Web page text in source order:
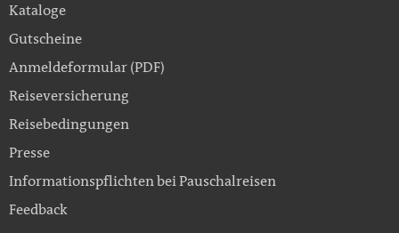
Kataloge
Gutscheine
Anmeldeformular (PDF)
Reiseversicherung
Reisebedingungen
Presse
Informationspflichten bei Pauschalreisen
Feedback